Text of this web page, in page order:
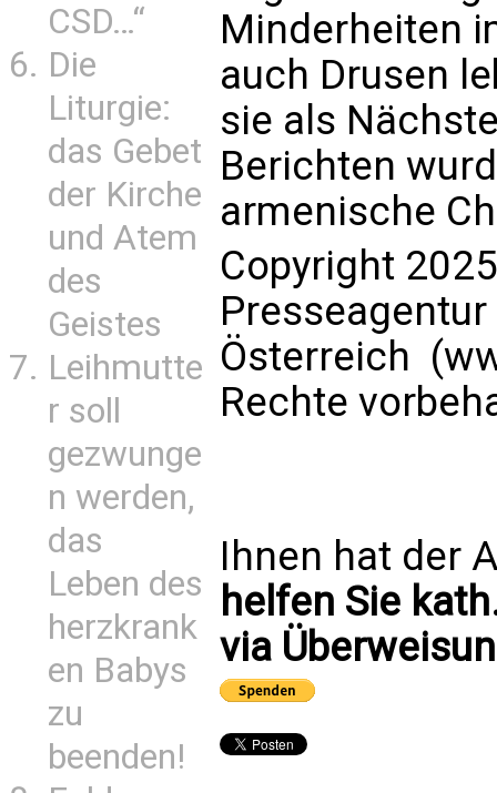
CSD…“
Die
Liturgie:
das Gebet
der Kirche
und Atem
des
Geistes
Leihmutte
r soll
gezwunge
n werden,
das
Leben des
herzkrank
en Babys
zu
beenden!
Minderheiten
auch Drusen
sie als
Berichten
armenische
Copyright
Presseagentur
Österreich
Rechte
Ihnen hat der
helfen Sie
via